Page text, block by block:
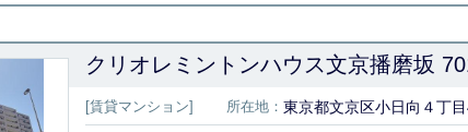
クリオレミントンハウス文京播磨坂
[賃貸マンション] 所在地： 東京都文京区小日向４丁